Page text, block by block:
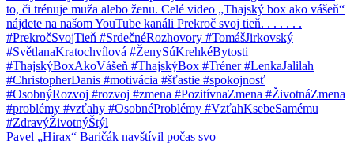
Pavel „Hirax“ Baričák navštívil počas svo